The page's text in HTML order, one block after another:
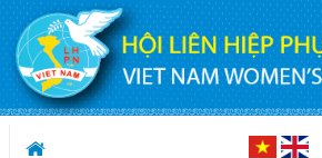
Truy cập nội dung luôn